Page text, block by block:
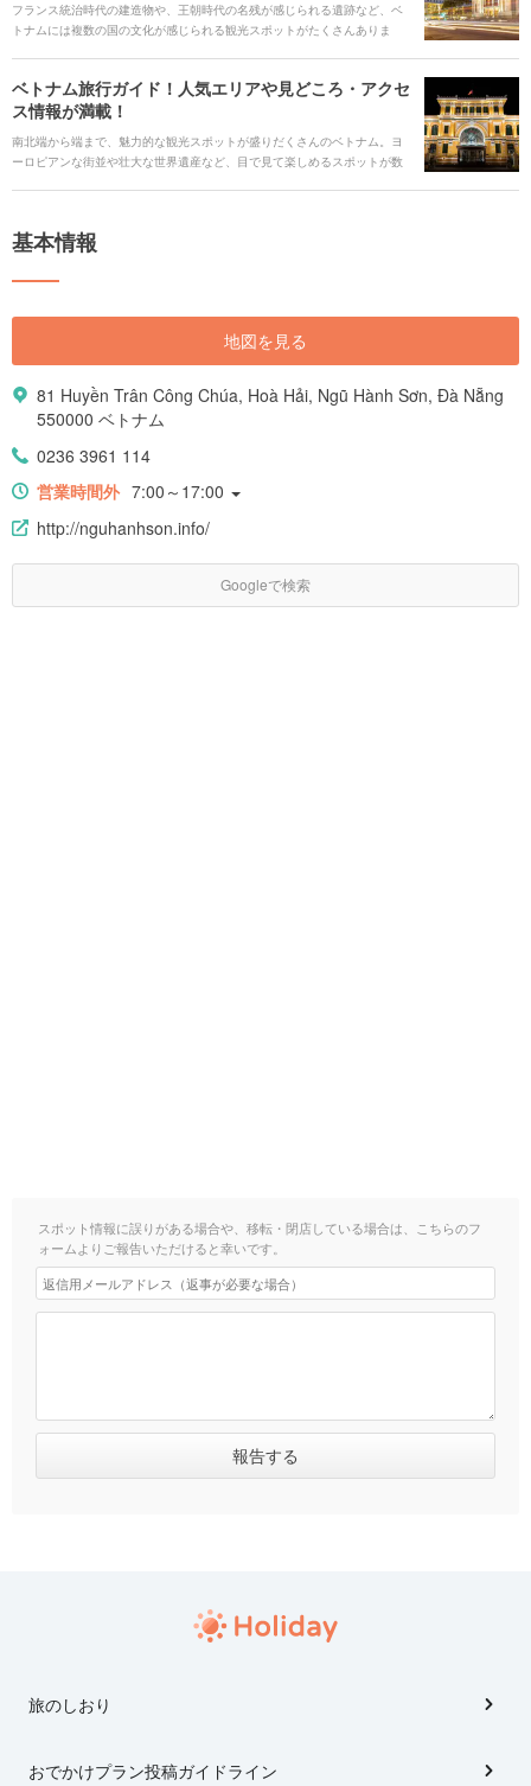
フランス統治時代の建造物や、王朝時代の名残が感じられる遺跡など、ベ
トナムには複数の国の文化が感じられる観光スポットがたくさんありま
回はそんな魅力たっぷりのベトナムで、おすすめの観光スポットを36箇所
紹介します。定番だけでなく穴場スポットも紹介するため、少しディープ
いる人は、ぜひ参考にして頂けたらと思います。
ベトナム旅行ガイド！人気エリアや見どころ・アクセ
ス情報が満載！
南北端から端まで、魅力的な観光スポットが盛りだくさんのベトナム。ヨ
ーロピアンな街並や壮大な世界遺産など、目で見て楽しめるスポットが数
でなく穴場スポットも紹介しますので、これからベトナムを旅行する予定
も満載。魅力たっぷりのベトナムについて、ぜひ旅行前に学んでいってく
基本情報
地図を見る
81 Huyền Trân Công Chúa, Hoà Hải, Ngũ Hành Sơn, Đà Nẵng
550000 ベトナム
0236 3961 114
営業時間外 7:00～17:00
http://nguhanhson.info/
Googleで検索
スポット情報に誤りがある場合や、移転・閉店している場合は、こちらのフ
ォームよりご報告いただけると幸いです。
旅のしおり
おでかけプラン投稿ガイドライン